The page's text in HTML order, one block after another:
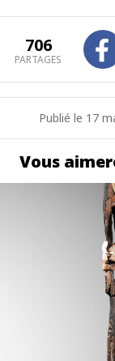
706
PARTAGES
Publié le 17
Vous